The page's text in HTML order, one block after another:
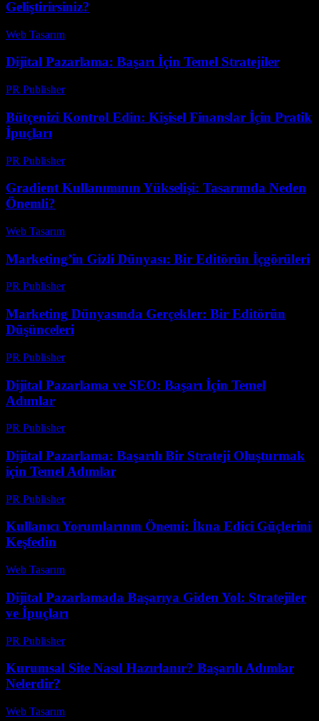
Geliştirirsiniz?
Web Tasarım
Dijital Pazarlama: Başarı İçin Temel Stratejiler
PR Publisher-
Bütçenizi Kontrol Edin: Kişisel Finanslar İçin Pratik
İpuçları
PR Publisher-
Gradient Kullanımının Yükselişi: Tasarımda Neden
Önemli?
Web Tasarım
Marketing’in Gizli Dünyası: Bir Editörün İçgörüleri
PR Publisher-
Marketing Dünyasında Gerçekler: Bir Editörün
Düşünceleri
PR Publisher-
Dijital Pazarlama ve SEO: Başarı İçin Temel
Adımlar
PR Publisher-
Dijital Pazarlama: Başarılı Bir Strateji Oluşturmak
için Temel Adımlar
PR Publisher-
Kullanıcı Yorumlarının Önemi: İkna Edici Güçlerini
Keşfedin
Web Tasarım
Dijital Pazarlamada Başarıya Giden Yol: Stratejiler
ve İpuçları
PR Publisher-
Kurumsal Site Nasıl Hazırlanır? Başarılı Adımlar
Nelerdir?
Web Tasarım